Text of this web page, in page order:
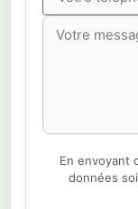
En envoyant
données